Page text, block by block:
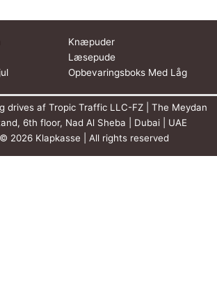
Knæpuder
Læsepude
Opbevaringsboks Med Låg
drives af Tropic Traffic LLC-FZ | The Meydan
6th floor, Nad Al Sheba | Dubai | UAE
2026 Klapkasse | All rights reserved